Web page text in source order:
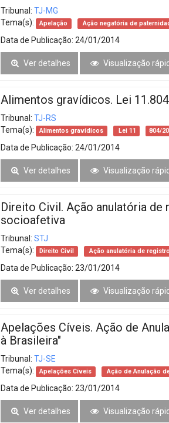
Tribunal: TJ-MG
Tema(s):
Apelação Ação negatória de
Data de Publicação: 24/01/2014
Ver detalhes Visualização
Alimentos gravídicos. Lei
Tribunal: TJ-RS
Tema(s):
Alimentos gravídicos Lei 11 804/
Data de Publicação: 24/01/2014
Ver detalhes Visualização
Direito Civil. Ação anulatória
socioafetiva
Tribunal: STJ
Tema(s):
Direito Civil Ação anulatória de
Data de Publicação: 23/01/2014
Ver detalhes Visualização
Apelações Cíveis. Ação de
à Brasileira"
Tribunal: TJ-SE
Tema(s):
Apelações Cíveis Ação de Anulação
Data de Publicação: 23/01/2014
Ver detalhes Visualização